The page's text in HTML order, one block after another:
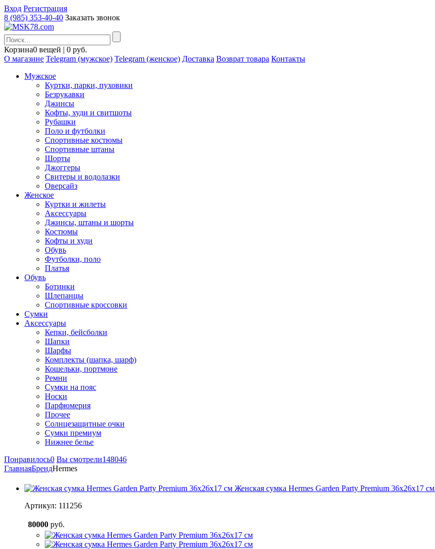
Вход Регистрация
8 (985) 353-40-40 Заказать звонок
Корзина0 вещей | 0 руб.
О магазине Telegram (мужское) Telegram (женское) Доставка Возврат товара Контакты
Мужское
Куртки, парки, пуховики
Безрукавки
Джинсы
Кофты, худи и свитшоты
Рубашки
Поло и футболки
Спортивные костюмы
Спортивные штаны
Шорты
Джоггеры
Свитеры и водолазки
Оверсайз
Женское
Куртки и жилеты
Аксессуары
Джинсы, штаны и шорты
Костюмы
Кофты и худи
Обувь
Футболки, поло
Платья
Обувь
Ботинки
Шлепанцы
Спортивные кроссовки
Сумки
Аксессуары
Кепки, бейсболки
Шапки
Шарфы
Комплекты (шапка, шарф)
Кошельки, портмоне
Ремни
Сумки на пояс
Носки
Парфюмерия
Прочее
Солнцезащитные очки
Сумки премиум
Нижнее белье
Понравилось0 Вы смотрели148046
ГлавнаяБрендHermes
Женская сумка Hermes Garden Party Premium 36x26x17 см
Артикул: 111256
80000 руб.